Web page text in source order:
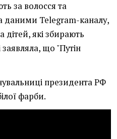
за волосся та
даними Telegram-каналу,
які збирають
що "Путін
президента РФ
фарби.